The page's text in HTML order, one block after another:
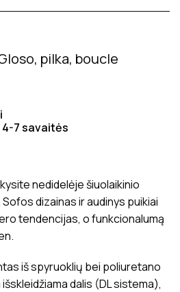
pilka, boucle
7 savaitės
nedidelėje šiuolaikinio
dizainas ir audinys puikiai
tendencijas, o funkcionalumą
iš spyruoklių bei poliuretano
dalis (DL sistema),